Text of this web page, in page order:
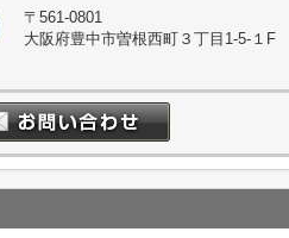
〒561-0801
大阪府豊中市曽根西町３丁目1-5-１F